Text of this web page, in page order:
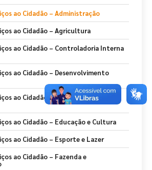
ao Cidadão – Administração
ao Cidadão – Agricultura
ao Cidadão – Controladoria Interna
ao Cidadão – Desenvolvimento
ao Cidadão – Desenvolvimento
ao Cidadão – Educação e Cultura
ao Cidadão – Esporte e Lazer
ao Cidadão – Fazenda e